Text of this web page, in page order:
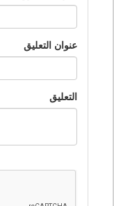
عنوان التعليق
التعليق